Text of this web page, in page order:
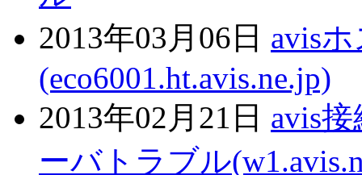
2013年03月06日 avis
(eco6001.ht.avis.ne.jp)
2013年02月21日 avis
ーバトラブル